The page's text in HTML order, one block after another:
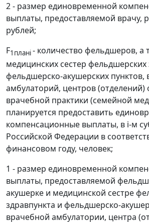
2 - размер единовременной
выплаты, предоставляемой врачу,
рублей;
F1планi- количество фельдшеров, а
медицинских сестер фельдшерских
фельдшерско-акушерских пунктов,
амбулаторий, центров
врачебной практики (семейной
планируется предоставить
компенсационные выплаты, в i-м
Российской Федерации в
финансовом году, человек;
1 - размер единовременной
выплаты, предоставляемой
акушерке и медицинской сестре
здравпункта и фельдшерско-
врачебной амбулатории, центра